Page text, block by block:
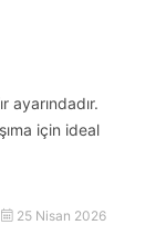
ayarındadır.
için ideal
25 Nisan 2026